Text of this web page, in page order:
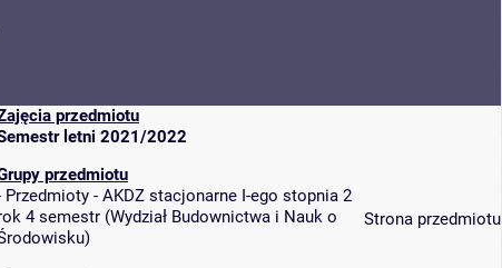
przedmiotu
letni 2021/2022
przedmiotu
Przedmioty - AKDZ stacjonarne I-ego stopnia 2
4 semestr (Wydział Budownictwa i Nauk o
)
Strona przedmiotu